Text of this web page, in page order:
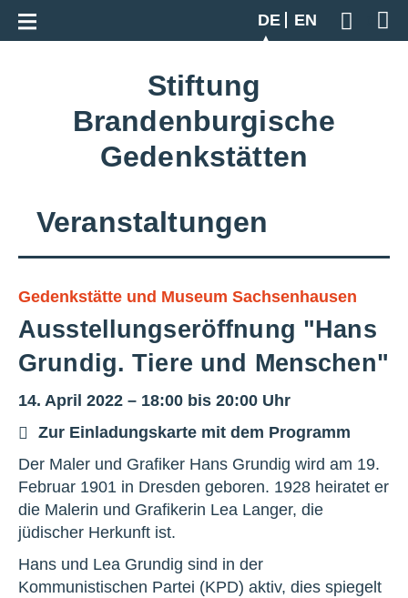
DE
EN
Geben
Zur Gesamtübersicht
Stiftung
Brandenburgische
Gedenkstätten
Veranstaltungen
Gedenkstätte und Museum Sachsenhausen
Ausstellungseröffnung "Hans
Grundig. Tiere und Menschen"
14. April 2022 – 18:00 bis 20:00 Uhr
Zur Einladungskarte mit dem Programm
Der Maler und Grafiker Hans Grundig wird am 19.
Februar 1901 in Dresden geboren. 1928 heiratet er
die Malerin und Grafikerin Lea Langer, die
jüdischer Herkunft ist.
Hans und Lea Grundig sind in der
Kommunistischen Partei (KPD) aktiv, dies spiegelt